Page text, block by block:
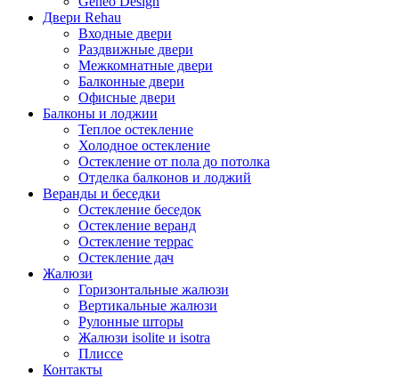
Двери Rehau
Входные двери
Раздвижные двери
Межкомнатные двери
Балконные двери
Офисные двери
Балконы и лоджии
Теплое остекление
Холодное остекление
Остекление от пола до потолка
Отделка балконов и лоджий
Веранды и беседки
Остекление беседок
Остекление веранд
Остекление террас
Остекление дач
Жалюзи
Горизонтальные жалюзи
Вертикальные жалюзи
Рулонные шторы
Жалюзи isolite и isotra
Плиссе
Контакты